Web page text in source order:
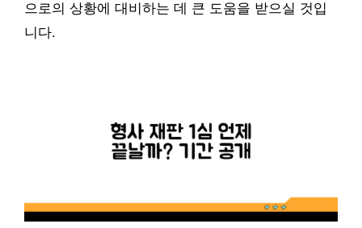
으로의 상황에 대비하는 데 큰 도움을 받으실 것입
니다.